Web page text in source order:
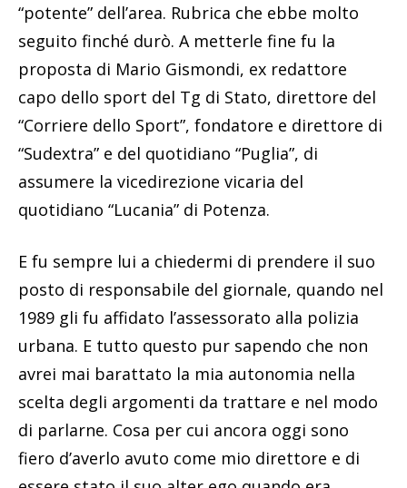
“potente” dell’area. Rubrica che ebbe molto
seguito finché durò. A metterle fine fu la
proposta di Mario Gismondi, ex redattore
capo dello sport del Tg di Stato, direttore del
“Corriere dello Sport”, fondatore e direttore di
“Sudextra” e del quotidiano “Puglia”, di
assumere la vicedirezione vicaria del
quotidiano “Lucania” di Potenza.
E fu sempre lui a chiedermi di prendere il suo
posto di responsabile del giornale, quando nel
1989 gli fu affidato l’assessorato alla polizia
urbana. E tutto questo pur sapendo che non
avrei mai barattato la mia autonomia nella
scelta degli argomenti da trattare e nel modo
di parlarne. Cosa per cui ancora oggi sono
fiero d’averlo avuto come mio direttore e di